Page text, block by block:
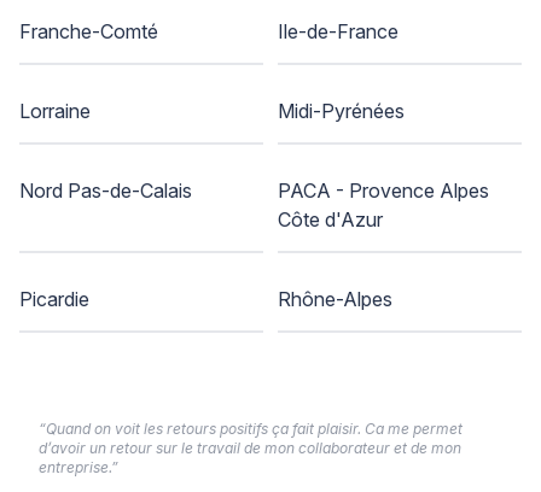
Franche-Comté Ile-de-France
Lorraine Midi-Pyrénées
Nord Pas-de-Calais
PACA - Provence Alpes
Côte d'Azur
Picardie Rhône-Alpes
“Quand on voit les retours positifs ça fait plaisir. Ca me permet
d’avoir un retour sur le travail de mon collaborateur et de mon
entreprise.”